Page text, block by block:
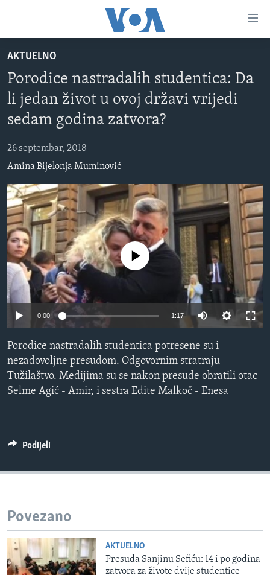
glavni
sadržaj
na
glavnu
Idi
na
VIDEO
FOTOGRAFIJE DANA
SJEDINJENE AMERIČKE DRŽAVE
BOSNA I HERCEGOVINA
SVIJET
NAUKA I TEHNOLOGIJA
SPECIJALNI PROJEKTI
KORUPCIJA
SLOBODA MEDIJA
ŽENSKA STRANA
IZBJEGLIČKA STRANA
MAGAZIN
O GLASU AMERIKE
PRATITE NAS
AKTUELNO
Porodice nastradalih studentica: Da
li jedan život u ovoj državi vrijedi
sedam godina zatvora?
26 septembar, 2018
Amina Bijelonja Muminović
No media source currently available
0:00 1:17
Porodice nastradalih studentica potresene su i
nezadovoljne presudom. Odgovornim stratraju
Tužilaštvo. Medijima su se nakon presude obratili otac
Selme Agić - Amir, i sestra Edite Malkoč - Enesa
Podijeli
Povezano
AKTUELNO
Presuda Sanjinu Sefiću: 14 i po godina
zatvora za živote dvije studentice